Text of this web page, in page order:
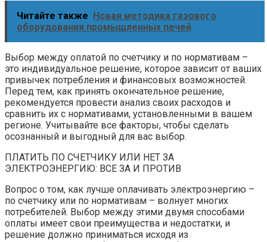
Читайте также Новая методика газового
оборудования промышленных печей
Выбор между оплатой по счетчику и по нормативам –
это индивидуальное решение, которое зависит от ваших
привычек потребления и финансовых возможностей.
Перед тем, как принять окончательное решение,
рекомендуется провести анализ своих расходов и
сравнить их с нормативами, установленными в вашем
регионе. Учитывайте все факторы, чтобы сделать
осознанный и выгодный для вас выбор.
ПЛАТИТЬ ПО СЧЕТЧИКУ ИЛИ НЕТ ЗА
ЭЛЕКТРОЭНЕРГИЮ: ВСЕ ЗА И ПРОТИВ
Вопрос о том, как лучше оплачивать электроэнергию –
по счетчику или по нормативам – волнует многих
потребителей. Выбор между этими двумя способами
оплаты имеет свои преимущества и недостатки, и
решение должно приниматься исходя из